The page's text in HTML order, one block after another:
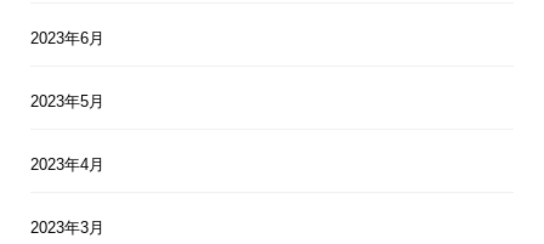
2023年6月
2023年5月
2023年4月
2023年3月